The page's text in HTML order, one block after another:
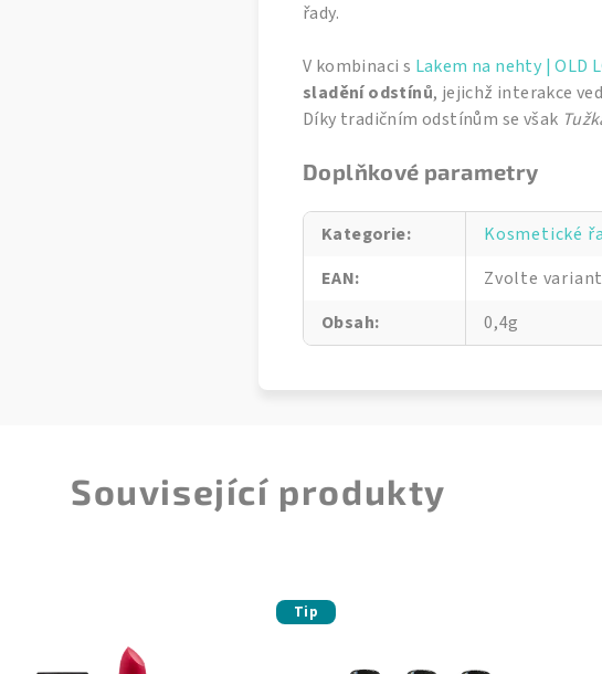
řady.
V kombinaci s Lakem na nehty | OLD
sladění odstínů, jejichž interakce
Díky tradičním odstínům se však
Doplňkové parametry
Kategorie:
Kosmetické
EAN:
Zvolte
Obsah: 0,4g
Související produkty
Tip